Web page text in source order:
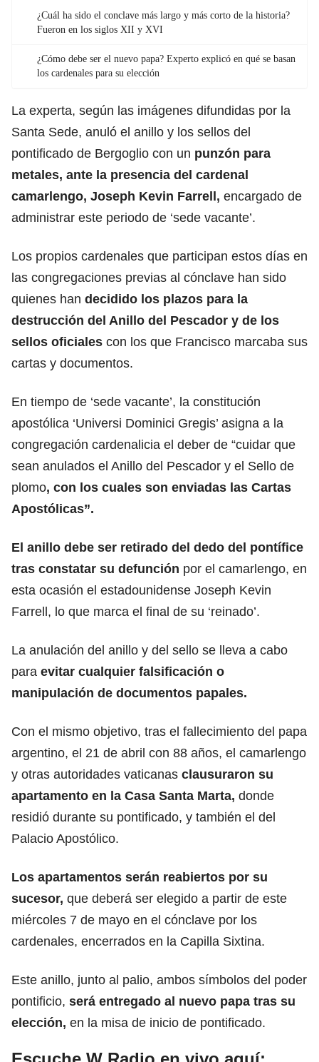
¿Cuál ha sido el conclave más largo y más corto de la historia?
Fueron en los siglos XII y XVI
¿Cómo debe ser el nuevo papa? Experto explicó en qué se basan
los cardenales para su elección
La experta, según las imágenes difundidas por la
Santa Sede, anuló el anillo y los sellos del
pontificado de Bergoglio con un punzón para
metales, ante la presencia del cardenal
camarlengo, Joseph Kevin Farrell, encargado de
administrar este periodo de ‘sede vacante’.
Los propios cardenales que participan estos días en
las congregaciones previas al cónclave han sido
quienes han decidido los plazos para la
destrucción del Anillo del Pescador y de los
sellos oficiales con los que Francisco marcaba sus
cartas y documentos.
En tiempo de ‘sede vacante’, la constitución
apostólica ‘Universi Dominici Gregis’ asigna a la
congregación cardenalicia el deber de “cuidar que
sean anulados el Anillo del Pescador y el Sello de
plomo, con los cuales son enviadas las Cartas
Apostólicas”.
El anillo debe ser retirado del dedo del pontífice
tras constatar su defunción por el camarlengo, en
esta ocasión el estadounidense Joseph Kevin
Farrell, lo que marca el final de su ‘reinado’.
La anulación del anillo y del sello se lleva a cabo
para evitar cualquier falsificación o
manipulación de documentos papales.
Con el mismo objetivo, tras el fallecimiento del papa
argentino, el 21 de abril con 88 años, el camarlengo
y otras autoridades vaticanas clausuraron su
apartamento en la Casa Santa Marta, donde
residió durante su pontificado, y también el del
Palacio Apostólico.
Los apartamentos serán reabiertos por su
sucesor, que deberá ser elegido a partir de este
miércoles 7 de mayo en el cónclave por los
cardenales, encerrados en la Capilla Sixtina.
Este anillo, junto al palio, ambos símbolos del poder
pontificio, será entregado al nuevo papa tras su
elección, en la misa de inicio de pontificado.